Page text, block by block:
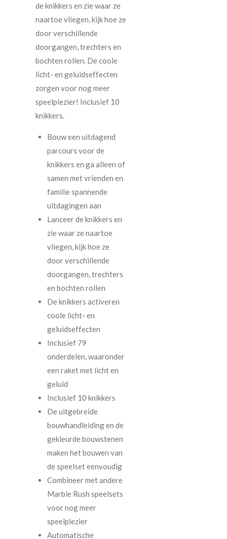
de knikkers en zie waar ze
naartoe vliegen, kijk hoe ze
door verschillende
doorgangen, trechters en
bochten rollen. De coole
licht- en geluidseffecten
zorgen voor nog meer
speelplezier! Inclusief 10
knikkers.
Bouw een uitdagend
parcours voor de
knikkers en ga alleen of
samen met vrienden en
familie spannende
uitdagingen aan
Lanceer de knikkers en
zie waar ze naartoe
vliegen, kijk hoe ze
door verschillende
doorgangen, trechters
en bochten rollen
De knikkers activeren
coole licht- en
geluidseffecten
Inclusief 79
onderdelen, waaronder
een raket met licht en
geluid
Inclusief 10 knikkers
De uitgebreide
bouwhandleiding en de
gekleurde bouwstenen
maken het bouwen van
de speelset eenvoudig
Combineer met andere
Marble Rush speelsets
voor nog meer
speelplezier
Automatische